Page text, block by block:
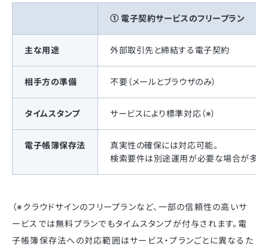
① 電子契約サービスのフリープラン
主な用途 外部取引先と締結する電子契約
相手方の準備 不要（メールとブラウザのみ）
タイムスタンプ サービスにより標準対応（※）
電子帳簿保存法
真実性の確保には対応可能。
検索要件は別途運用が必要な場合が多い
（※クラウドサインのフリープランなど、一部の信頼性の高いサ
ービスでは無料プランでもタイムスタンプが付与されます。電
子帳簿保存法への対応範囲はサービス・プランごとに異なるた